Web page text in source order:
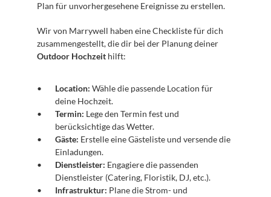
Plan für unvorhergesehene Ereignisse zu erstellen.
Wir von Marrywell haben eine Checkliste für dich
Outdoor Hochzeit hilft:
Location: Wähle die passende Location für
deine Hochzeit.
Termin: Lege den Termin fest und
berücksichtige das Wetter.
Gäste: Erstelle eine Gästeliste und versende die
Einladungen.
Dienstleister: Engagiere die passenden
Dienstleister (Catering, Floristik, DJ, etc.).
Infrastruktur: Plane die Strom- und